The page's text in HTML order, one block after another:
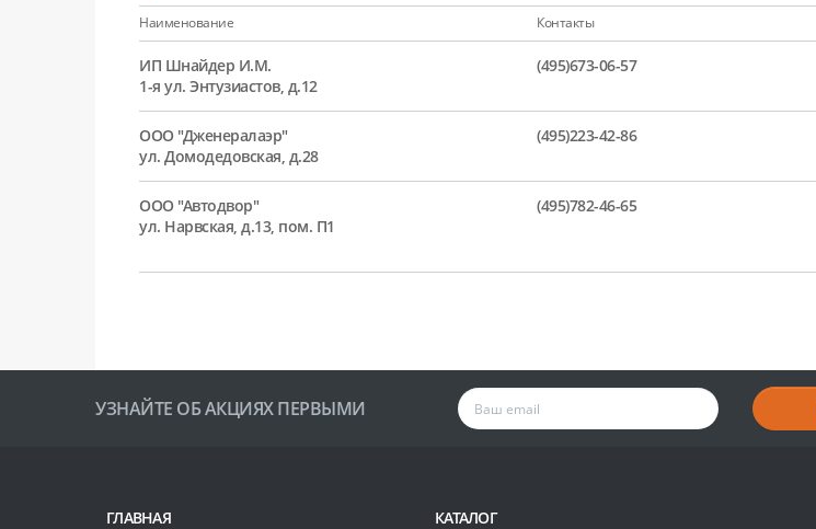
Наименование Контакты
ИП Шнайдер И.М.
1-я ул. Энтузиастов, д.12
(495)673-06-57
ООО "Дженералаэр"
ул. Домодедовская, д.28
(495)223-42-86
ООО "Автодвор"
ул. Нарвская, д.13, пом. П1
(495)782-46-65
УЗНАЙТЕ ОБ АКЦИЯХ ПЕРВЫМИ
ГЛАВНАЯ
КАТАЛОГ